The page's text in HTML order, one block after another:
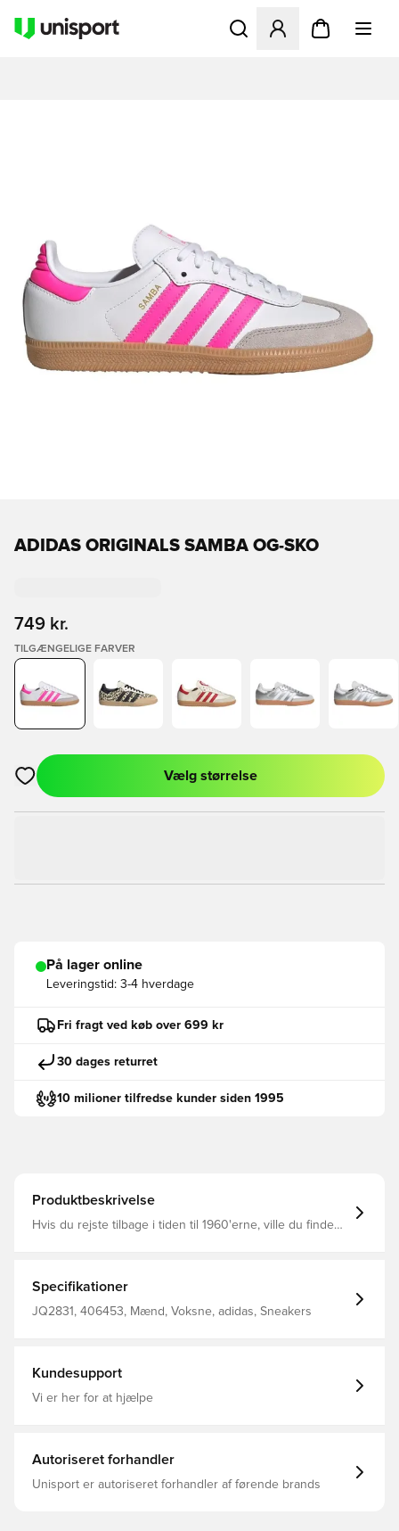
Åbner en Modal til at
ADIDAS ORIGINALS SAMBA OG-SKO
749 kr.
TILGÆNGELIGE FARVER
Åbner en Modal til at logge ind eller tilmelde dig som medlem
Vælg størrelse
På lager online
Leveringstid: 3-4 hverdage
Fri fragt ved køb over 699 kr
30 dages returret
10 milioner tilfredse kunder siden 1995
Produktbeskrivelse
Hvis du rejste tilbage i tiden til 1960'erne, ville du finde
generation og har en blød indersok, der føles behagelig
at have på hele dagen. En overdel i læder, en sål i gummi
og 3-Stripes forbliver klassiske. Almindelig pasform
Specifikationer
JQ2831, 406453, Mænd, Voksne, adidas, Sneakers
Kundesupport
Vi er her for at hjælpe
Autoriseret forhandler
Unisport er autoriseret forhandler af førende brands